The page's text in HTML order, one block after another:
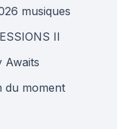
musiques
II
Awaits
du moment